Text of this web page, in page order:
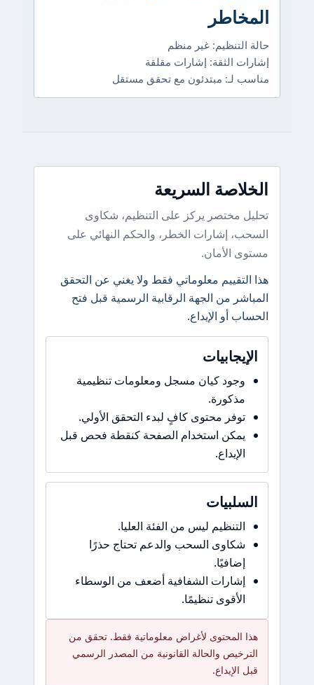
المخاطر
حالة التنظيم: غير منظم
إشارات الثقة: إشارات مقلقة
مناسب لـ: مبتدئون مع تحقق مستقل
الخلاصة السريعة
تحليل مختصر يركز على التنظيم، شكاوى
السحب، إشارات الخطر، والحكم النهائي على
مستوى الأمان.
هذا التقييم معلوماتي فقط ولا يغني عن التحقق
المباشر من الجهة الرقابية الرسمية قبل فتح
الحساب أو الإيداع.
الإيجابيات
وجود كيان مسجل ومعلومات تنظيمية
مذكورة.
توفر محتوى كافٍ لبدء التحقق الأولي.
يمكن استخدام الصفحة كنقطة فحص قبل
الإيداع.
السلبيات
التنظيم ليس من الفئة العليا.
شكاوى السحب والدعم تحتاج حذرًا
إضافيًا.
إشارات الشفافية أضعف من الوسطاء
الأقوى تنظيمًا.
هذا المحتوى لأغراض معلوماتية فقط. تحقق من
الترخيص والحالة القانونية من المصدر الرسمي
قبل الإيداع.